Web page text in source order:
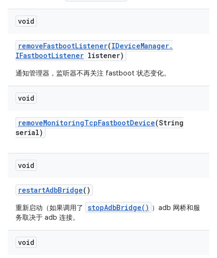
void
removeFastbootListener(IDeviceManager.
IFastbootListener listener)
通知管理器，监听器不再关注 fastboot 状态变化。
void
removeMonitoringTcpFastbootDevice(String
serial)
void
restartAdbBridge()
重新启动（如果调用了 stopAdbBridge() ）adb 网桥和服
务取决于 adb 连接。
void